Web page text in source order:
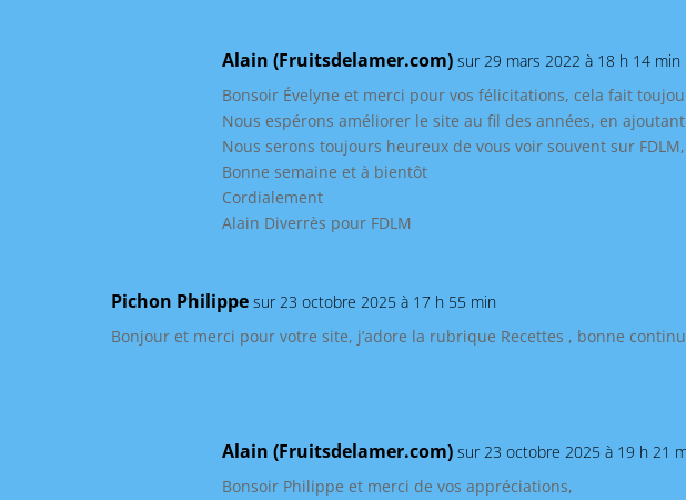
Alain (Fruitsdelamer.com) sur 29 mars 2022 à 18 h 14 min
Bonsoir Évelyne et merci pour vos félicitations, cela fait
Nous espérons améliorer le site au fil des années, en
Nous serons toujours heureux de vous voir souvent sur FDLM,
Bonne semaine et à bientôt
Cordialement
Alain Diverrès pour FDLM
Pichon Philippe sur 23 octobre 2025 à 17 h 55 min
Bonjour et merci pour votre site, j’adore la rubrique Recettes , bonne
Alain (Fruitsdelamer.com) sur 23 octobre 2025 à 19 h 21
Bonsoir Philippe et merci de vos appréciations,